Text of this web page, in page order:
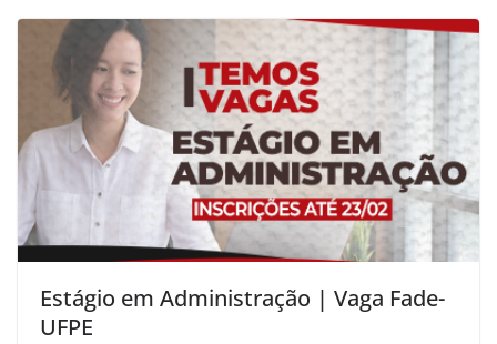
Estágio em Administração | Vaga Fade-
UFPE